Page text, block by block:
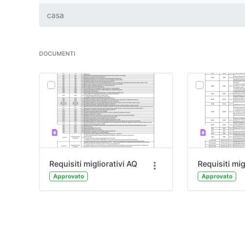
casa
DOCUMENTI
Requisiti migliorativi AQ
Approvato
Requisiti
Approvato